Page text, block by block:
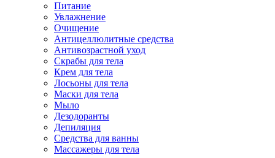
Питание
Увлажнение
Очищение
Антицеллюлитные средства
Антивозрастной уход
Скрабы для тела
Крем для тела
Лосьоны для тела
Маски для тела
Мыло
Дезодоранты
Депиляция
Средства для ванны
Массажеры для тела